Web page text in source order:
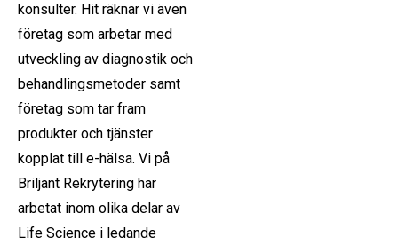
konsulter. Hit räknar vi även
företag som arbetar med
utveckling av diagnostik och
behandlingsmetoder samt
företag som tar fram
produkter och tjänster
kopplat till e-hälsa. Vi på
Briljant Rekrytering har
arbetat inom olika delar av
Life Science i ledande